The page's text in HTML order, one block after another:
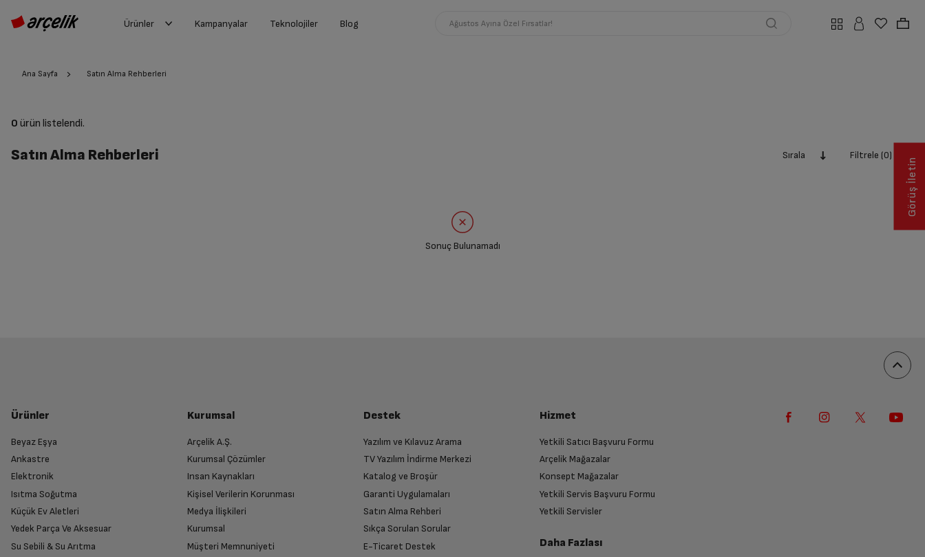
Ürünler Kampanyalar Teknolojiler Blog Ağustos Ayına Özel Fırsatlar!
Ana Sayfa Satın Alma Rehberleri
0 ürün listelendi.
Satın Alma Rehberleri Sırala Filtrele (0)
Sonuç Bulunamadı
Ürünler
Beyaz Eşya
Ankastre
Elektronik
Isıtma Soğutma
Küçük Ev Aletleri
Yedek Parça Ve Aksesuar
Su Sebili & Su Arıtma
Kurumsal
Arçelik A.Ş.
Kurumsal Çözümler
Insan Kaynakları
Kişisel Verilerin Korunması
Medya İlişkileri
Kurumsal
Müşteri Memnuniyeti
Destek
Yazılım ve Kılavuz Arama
TV Yazılım İndirme Merkezi
Katalog ve Broşür
Garanti Uygulamaları
Satın Alma Rehberi
Sıkça Sorulan Sorular
E-Ticaret Destek
Hizmet
Yetkili Satıcı Başvuru Formu
Arçelik Mağazalar
Konsept Mağazalar
Yetkili Servis Başvuru Formu
Yetkili Servisler
Daha Fazlası
Görüş İletin